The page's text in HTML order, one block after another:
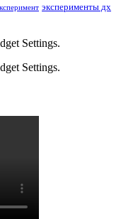
эксперименты дх
Settings.
Settings.